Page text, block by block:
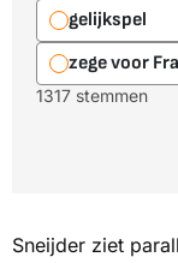
gelijkspel
zege voor
1317 stemmen
Sneijder ziet